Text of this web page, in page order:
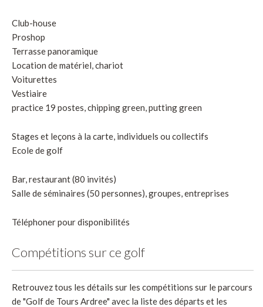
Club-house
Proshop
Terrasse panoramique
Location de matériel, chariot
Voiturettes
Vestiaire
practice 19 postes, chipping green, putting green
Stages et leçons à la carte, individuels ou collectifs
Ecole de golf
Bar, restaurant (80 invités)
Salle de séminaires (50 personnes), groupes, entreprises
Téléphoner pour disponibilités
Compétitions sur ce golf
Retrouvez tous les détails sur les compétitions sur le parcours
de "Golf de Tours Ardree" avec la liste des départs et les